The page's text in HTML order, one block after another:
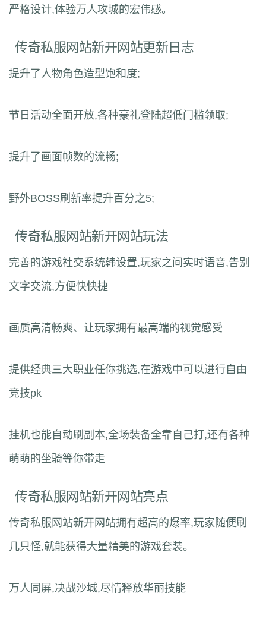
严格设计,体验万人攻城的宏伟感。
传奇私服网站新开网站更新日志
提升了人物角色造型饱和度;
节日活动全面开放,各种豪礼登陆超低门槛领取;
提升了画面帧数的流畅;
野外BOSS刷新率提升百分之5;
传奇私服网站新开网站玩法
完善的游戏社交系统韩设置,玩家之间实时语音,告别
文字交流,方便快快捷
画质高清畅爽、让玩家拥有最高端的视觉感受
提供经典三大职业任你挑选,在游戏中可以进行自由
竞技pk
挂机也能自动刷副本,全场装备全靠自己打,还有各种
萌萌的坐骑等你带走
传奇私服网站新开网站亮点
传奇私服网站新开网站拥有超高的爆率,玩家随便刷
几只怪,就能获得大量精美的游戏套装。
万人同屏,决战沙城,尽情释放华丽技能